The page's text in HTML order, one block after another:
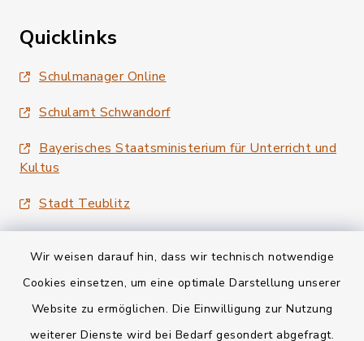
Wir weisen darauf hin, dass wir technisch notwendige
Cookies einsetzen, um eine optimale Darstellung unserer
Website zu ermöglichen. Die Einwilligung zur Nutzung
weiterer Dienste wird bei Bedarf gesondert abgefragt.
Quicklinks
Schulmanager Online
Schulamt Schwandorf
Bayerisches Staatsministerium für Unterricht und
Kultus
Stadt Teublitz